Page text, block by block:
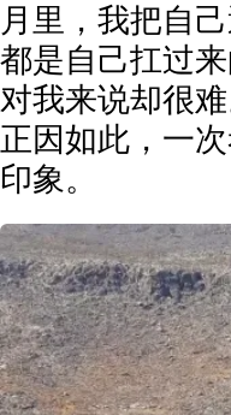
月里，我把自
都是自己扛过
对我来说却很
正因如此，一
印象。